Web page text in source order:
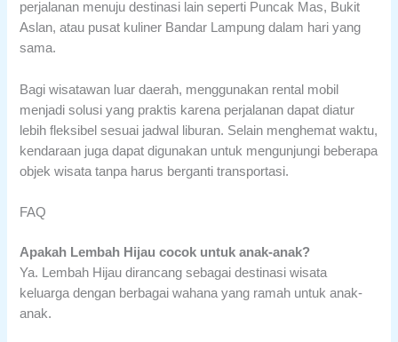
perjalanan menuju destinasi lain seperti Puncak Mas, Bukit
Aslan, atau pusat kuliner Bandar Lampung dalam hari yang
sama.
Bagi wisatawan luar daerah, menggunakan rental mobil
menjadi solusi yang praktis karena perjalanan dapat diatur
lebih fleksibel sesuai jadwal liburan. Selain menghemat waktu,
kendaraan juga dapat digunakan untuk mengunjungi beberapa
objek wisata tanpa harus berganti transportasi.
FAQ
Apakah Lembah Hijau cocok untuk anak-anak?
Ya. Lembah Hijau dirancang sebagai destinasi wisata
keluarga dengan berbagai wahana yang ramah untuk anak-
anak.